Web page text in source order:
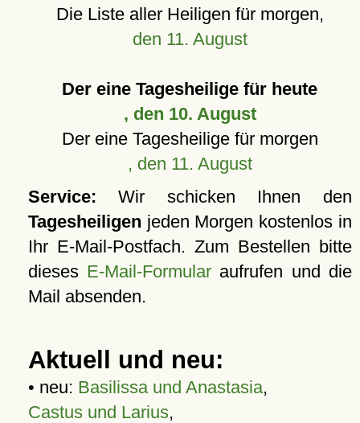
Die Liste aller Heiligen für morgen,
den 11. August
Der eine Tagesheilige für heute
, den 10. August
Der eine Tagesheilige für morgen
, den 11. August
Service: Wir schicken Ihnen den
Tagesheiligen jeden Morgen kostenlos in
Ihr E-Mail-Postfach. Zum Bestellen bitte
dieses E-Mail-Formular aufrufen und die
Mail absenden.
Aktuell und neu:
• neu: Basilissa und Anastasia,
Castus und Larius,